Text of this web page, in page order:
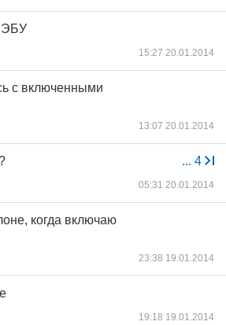
ЭБУ
15:27 20.01.2014
с включенными
13:07 20.01.2014
... 4
05:31 20.01.2014
когда включаю
23:38 19.01.2014
19:18 19.01.2014